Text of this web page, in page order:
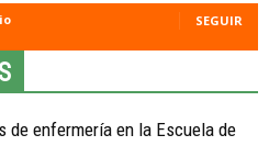
SEGUIR
de enfermería en la Escuela de